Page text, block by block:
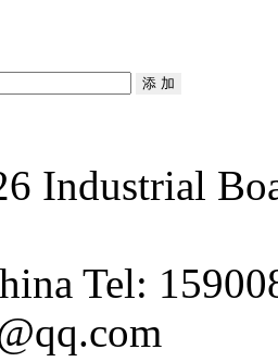
Industrial
Tel: